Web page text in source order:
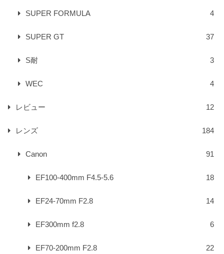
SUPER FORMULA 4
SUPER GT 37
S耐 3
WEC 4
レビュー 12
レンズ 184
Canon 91
EF100-400mm F4.5-5.6 18
EF24-70mm F2.8 14
EF300mm f2.8 6
EF70-200mm F2.8 22